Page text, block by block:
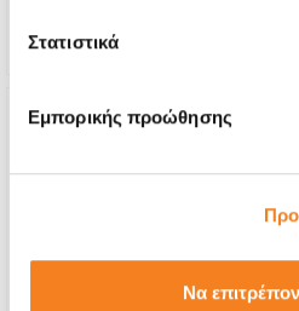
Στατιστικά
Εμπορικής προώθησης
Να
Εγγύηση